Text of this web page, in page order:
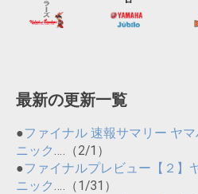
最新の更新一覧
●ファイナル 速報サマリー ヤ
ニック
‥‥（2/1）
●ファイナルプレビュー【２】
ニック
‥‥（1/31）